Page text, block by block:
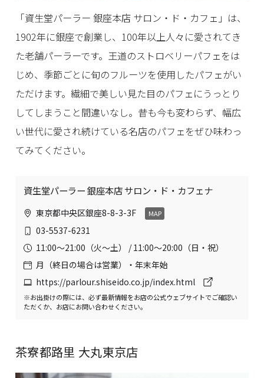
「資生堂パーラー 銀座本店 サロン・ド・カフェ」は、
1902年に銀座で創業し、100年以上人々に愛されてき
た老舗パーラーです。王道のストロベリーパフェをは
じめ、季節ごとに旬のフルーツを使用したパフェがい
ただけます。繊細で美しい見た目のパフェにうっとり
してしまうこと間違いなし。昔も今も変わらず、幅広
い世代に愛され続けている名店のパフェをぜひ味わっ
てみてください。
資生堂パーラー 銀座本店 サロン・ド・カフェナ
東京都中央区銀座8-8-3-3F MAP
03-5537-6231
11:00〜21:00（火〜土） / 11:00〜20:00（日・祝）
月（終日の場合は営業）・年末年始
https://parlour.shiseido.co.jp/index.html
※お出掛けの際には、必ず最新情報をお店の公式ウェブサイトでご確認い
ただくか、お店にお問い合わせください。
茶寮都路里 大丸東京店